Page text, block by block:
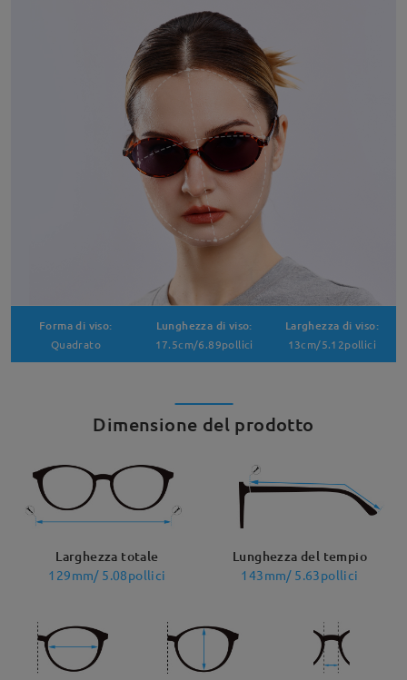
Forma di viso:
Quadrato
Lunghezza di viso:
17.5cm/6.89pollici
Larghezza di viso:
13cm/5.12pollici
Dimensione del prodotto
Larghezza totale
129mm/ 5.08pollici
Lunghezza del tempio
143mm/ 5.63pollici